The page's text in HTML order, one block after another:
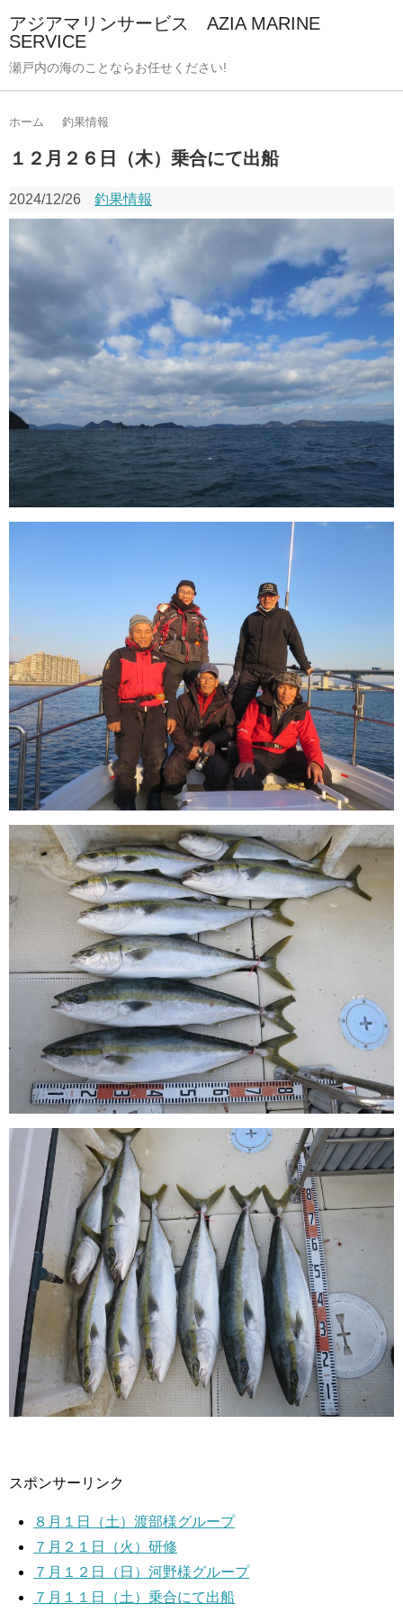
アジアマリンサービス AZIA MARINE
SERVICE
瀬戸内の海のことならお任せください!
ホーム 釣果情報
１２月２６日（木）乗合にて出船
2024/12/26 釣果情報
スポンサーリンク
８月１日（土）渡部様グループ
７月２１日（火）研修
７月１２日（日）河野様グループ
７月１１日（土）乗合にて出船